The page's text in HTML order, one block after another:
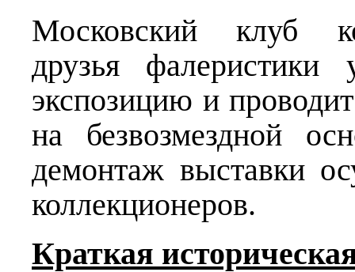
Московский клуб
друзья фалеристики
экспозицию и
на безвозмездной
демонтаж выставки
коллекционеров.
Краткая